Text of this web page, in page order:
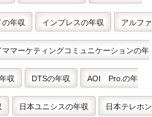
の年収 インプレスの年収 アルファ
ママーケティングコミュニケーションの年
収 DTSの年収 AOI Pro.の年
日本ユニシスの年収 日本テレホン